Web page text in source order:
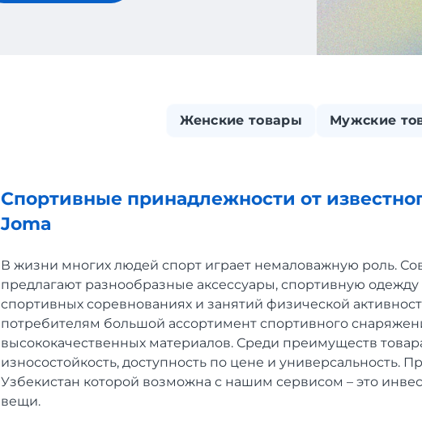
Женские товары Мужские
Спортивные принадлежности от
Joma
В жизни многих людей спорт играет немаловажную роль.
предлагают разнообразные аксессуары, спортивную одежду
спортивных соревнованиях и занятий физической
потребителям большой ассортимент спортивного
высококачественных материалов. Среди преимуществ
износостойкость, доступность по цене и универсальность.
Узбекистан которой возможна с нашим сервисом – это
вещи.